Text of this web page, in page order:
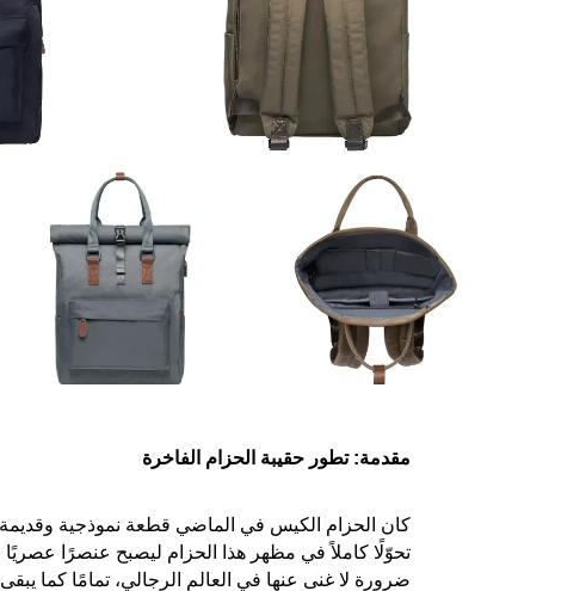
مقدمة: تطور حقيبة الحزام الفاخرة
كان الحزام الكيس في الماضي قطعة نموذجية
تحوّلًا كاملاً في مظهر هذا الحزام ليصبح عنصرًا